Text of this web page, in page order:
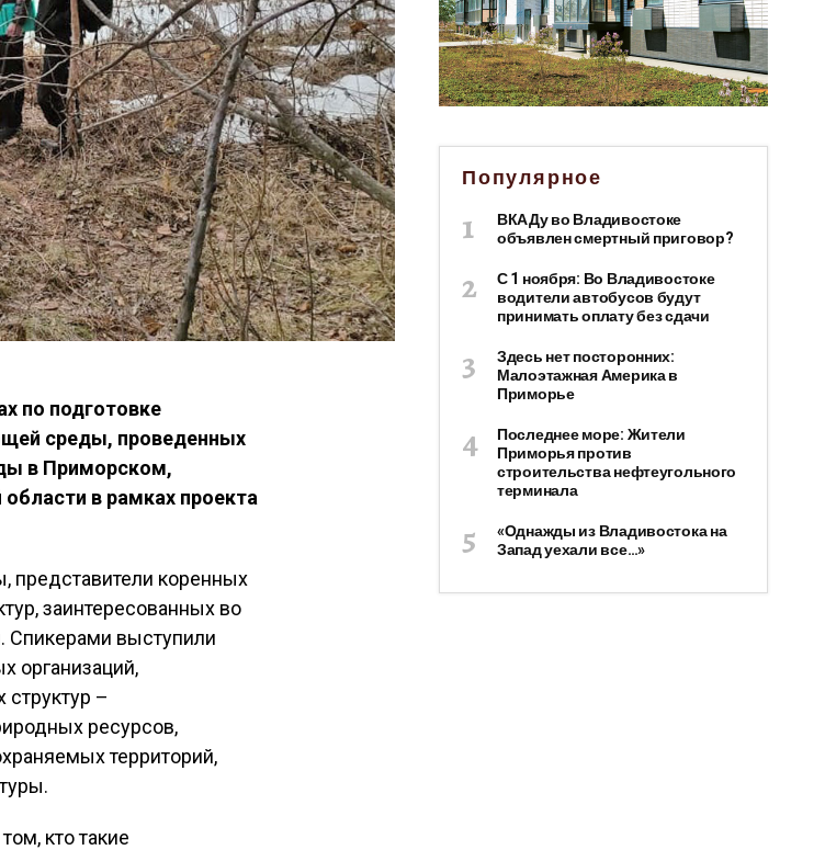
по подготовке
среды, проведенных
в Приморском,
в рамках проекта
представители коренных
заинтересованных во
Спикерами выступили
организаций,
–
ресурсов,
территорий,
кто такие
Популярное
ВКАДу во Владивостоке
объявлен смертный приговор?
С 1 ноября: Во Владивостоке
водители автобусов будут
принимать оплату без сдачи
Здесь нет посторонних:
Малоэтажная Америка в
Приморье
Последнее море: Жители
Приморья против
строительства нефтеугольного
терминала
«Однажды из Владивостока на
Запад уехали все…»